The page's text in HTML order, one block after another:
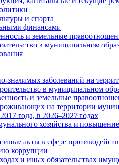
и спорта
финансами
и земельные
в муниципальном
значимых заболеваний на
в муниципальном
и земельные
на территории
года, в 2026–2027 годах
хозяйства и
акты в сфере
коррупции
и иных обязательствах